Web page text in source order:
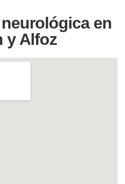
en
y Alfoz